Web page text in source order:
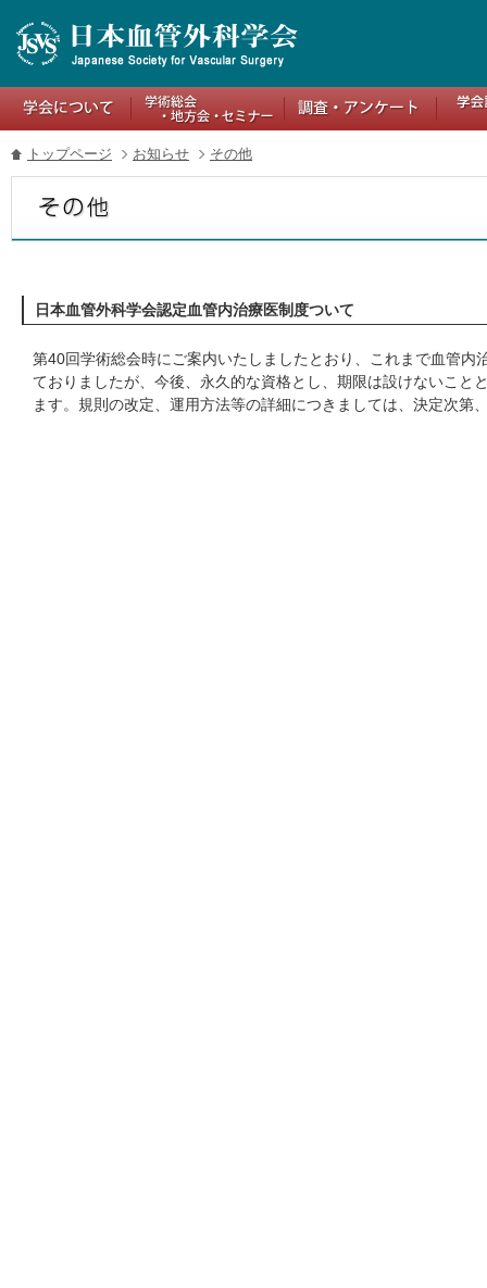
トップページ お知らせ その他
日本血管外科学会認定血管内治療医制度ついて
第40回学術総会時にご案内いたしましたとおり、これまで血管内
ておりましたが、今後、永久的な資格とし、期限は設けないこと
ます。規則の改定、運用方法等の詳細につきましては、決定次第